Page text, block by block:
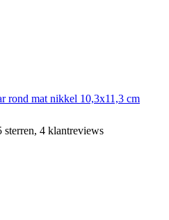
rond mat nikkel 10,3x11,3 cm
sterren, 4 klantreviews